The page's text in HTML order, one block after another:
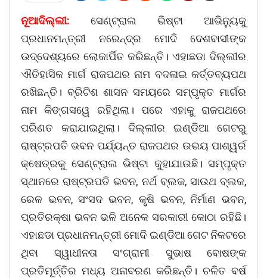
ନୂଆଦିଲ୍ଲୀ:
ସେଣ୍ଟ୍ରାଲ ଭିଷ୍ଟା ଆଭିନ୍ୟୁକୁ
ପ୍ରଧାନମନ୍ତ୍ରୀ ନରେନ୍ଦ୍ର ମୋଦି ଦେଶବାସୀଙ୍କ
ଉଦ୍ଦେଶ୍ୟରେ ଲୋକାର୍ପିତ କରିଛନ୍ତି। ଏହାଛଡା ଦିଲ୍ଲୀର
ଐତିହାସିକ ମାର୍ଗ ରାଜପଥର ନାମ ବଦଳାଇ କର୍ତ୍ତବ୍ୟପଥ
ରଖିଛନ୍ତି। ବ୍ରିଟିଶ ଶାସନ ସମୟରେ ସମ୍ପୃକ୍ତ ମାର୍ଗର
ନାମ କିଙ୍ଗସୱେ ରହିଥିଲା। ପରେ ଏହାକୁ ରାଜପଥରେ
ପରିଣତ କରାଯାଇଥିଲା। ଦିଲ୍ଲୀର ଇଣ୍ଡିଆ ଗେଟରୁ
ରାଷ୍ଟ୍ରପତି ଭବନ ପର୍ଯ୍ୟନ୍ତ ରାଜପଥର ଉଭୟ ପାଶ୍ୱର୍ର
କ୍ଷେତ୍ରକୁ ସେଣ୍ଟ୍ରାଲ ଭିଷ୍ଟା କୁହାଯାଉଛି। ସମ୍ପୃକ୍ତ
ସ୍ଥାନରେ ରାଷ୍ଟ୍ରପତି ଭବନ, ନର୍ଥ ବ୍ଲକ, ସାଉଥ ବ୍ଲକ,
ରେଳ ଭବନ, ସଂସଦ ଭବନ, କୃୃଷି ଭବନ, ନିର୍ମାଣ ଭବନ,
ପ୍ରତିରକ୍ଷା ଭବନ ଭଳି ଅନେକ ସରକାରୀ କୋଠା ରହିଛି।
ଏହାଛଡା ପ୍ରଧାନମନ୍ତ୍ରୀ ମୋଦି ଇଣ୍ଡିଆ ଗେଟ ନିକଟରେ
ଥିବା ସ୍ୱାଧୀନତା ସଂଗ୍ରାମୀ ସୁଭାଷ ବୋଷଙ୍କ
ପ୍ରତିମୂର୍ତ୍ତିର ମଧ୍ୟ ଅନାବରଣ କରିଛନ୍ତି। ଚଳିତ ବର୍ଷ